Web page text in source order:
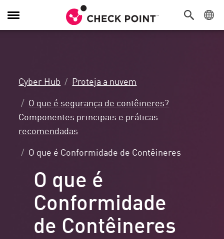
Alternar
navegação
Cyber Hub
Proteja a nuvem
O que é segurança de contêineres?
Componentes principais e práticas
recomendadas
O que é Conformidade de Contêineres
O que é
Conformidade
de Contêineres